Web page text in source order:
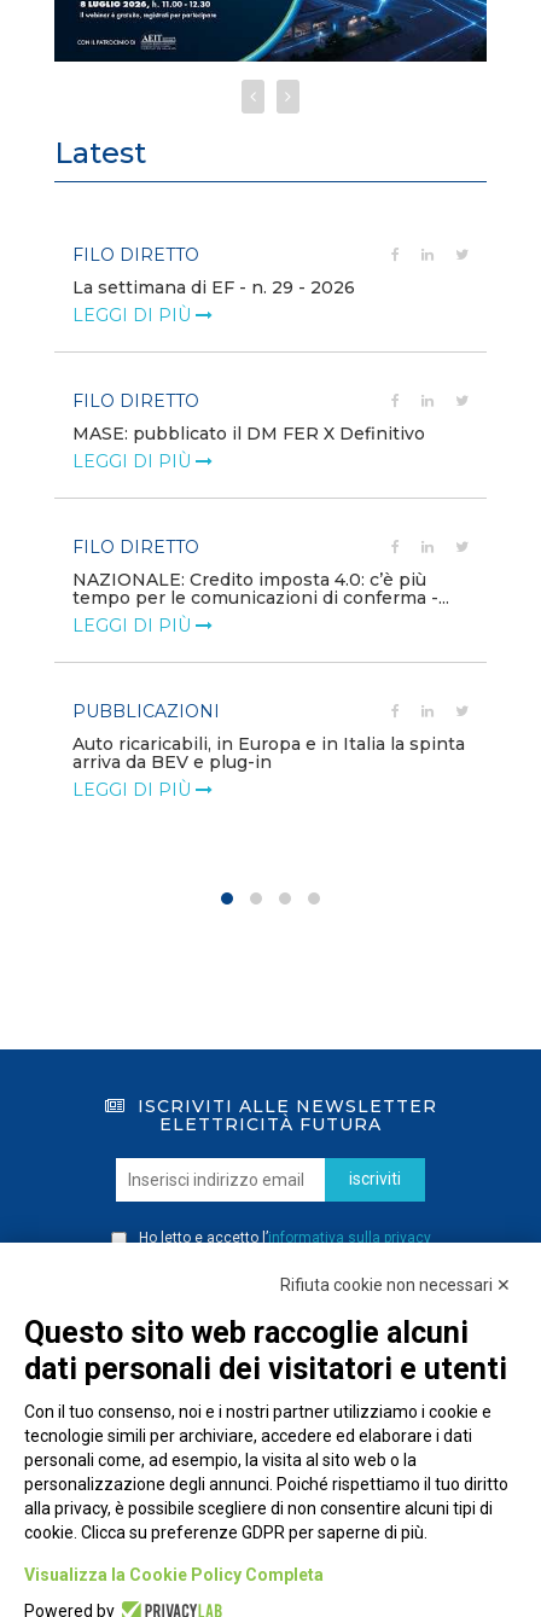
Latest
FILO DIRETTO
La settimana di EF - n. 29 - 2026
LEGGI DI PIÙ
FILO DIRETTO
MASE: pubblicato il DM FER X Definitivo
LEGGI DI PIÙ
FILO DIRETTO
NAZIONALE: Credito imposta 4.0: c’è più
tempo per le comunicazioni di conferma -...
LEGGI DI PIÙ
PUBBLICAZIONI
Auto ricaricabili, in Europa e in Italia la spinta
arriva da BEV e plug-in
LEGGI DI PIÙ
ISCRIVITI ALLE NEWSLETTER
ELETTRICITÀ FUTURA
iscriviti
Ho letto e accetto l’informativa sulla privacy
Piazza Alessandria, 24 - 00198 Roma
Privacy Policy
Rifiuta cookie non necessari ✕
Questo sito web raccoglie alcuni
dati personali dei visitatori e utenti
Con il tuo consenso, noi e i nostri partner utilizziamo i cookie e
tecnologie simili per archiviare, accedere ed elaborare i dati
personali come, ad esempio, la visita al sito web o la
personalizzazione degli annunci. Poiché rispettiamo il tuo diritto
alla privacy, è possibile scegliere di non consentire alcuni tipi di
cookie. Clicca su preferenze GDPR per saperne di più.
Visualizza la Cookie Policy Completa
Powered by